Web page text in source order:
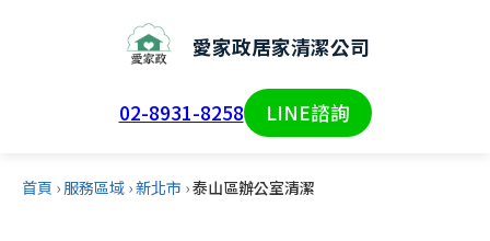
愛家政居家清潔公司
02-8931-8258 LINE諮詢
首頁 › 服務區域 ›新北市 ›泰山區辦公室清潔